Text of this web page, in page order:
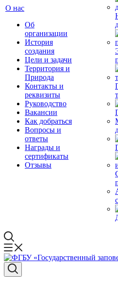
О нас
Об
организации
История
создания
Цели и задачи
Территория и
Природа
Контакты и
реквизиты
Руководство
Вакансии
Как добраться
Вопросы и
ответы
Награды и
сертификаты
Отзывы